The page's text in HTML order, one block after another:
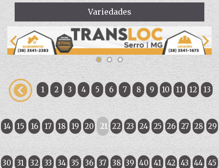
Variedades
1 2 3 4 5 6 7 8 9 10 11 12 13
14 15 16 17 18 19 20 21 22 23 24 25 26 27 28 29
30 31 32 33 34 35 36 37 38 39 40 41 42 43 44 45